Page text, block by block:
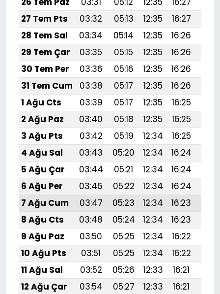
27 Tem Pts
03:32 05:13 12:35 16:27
28 Tem Sal
03:34 05:14 12:35 16:26
29 Tem Çar
03:35 05:15 12:35 16:26
30 Tem Per
03:36 05:16 12:35 16:26
31 Tem Cum
03:38 05:17 12:35 16:26
1 Ağu Cts
03:39 05:17 12:35 16:25
2 Ağu Paz
03:40 05:18 12:35 16:25
3 Ağu Pts
03:42 05:19 12:34 16:25
4 Ağu Sal
03:43 05:20 12:34 16:24
5 Ağu Çar
03:44 05:21 12:34 16:24
6 Ağu Per
03:46 05:22 12:34 16:24
7 Ağu Cum
03:47 05:23 12:34 16:23
8 Ağu Cts
03:48 05:24 12:34 16:23
9 Ağu Paz
03:50 05:25 12:34 16:22
10 Ağu Pts
03:51 05:25 12:34 16:22
11 Ağu Sal
03:52 05:26 12:33 16:21
12 Ağu Çar
03:54 05:27 12:33 16:21